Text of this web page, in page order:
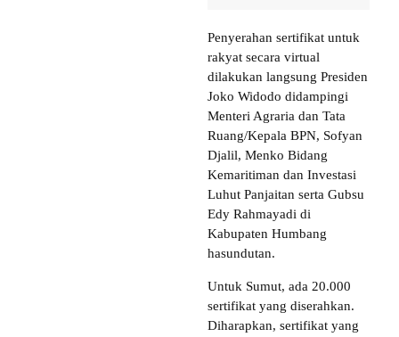
Penyerahan sertifikat untuk
rakyat secara virtual
dilakukan langsung Presiden
Joko Widodo didampingi
Menteri Agraria dan Tata
Ruang/Kepala BPN, Sofyan
Djalil, Menko Bidang
Kemaritiman dan Investasi
Luhut Panjaitan serta Gubsu
Edy Rahmayadi di
Kabupaten Humbang
hasundutan.
Untuk Sumut, ada 20.000
sertifikat yang diserahkan.
Diharapkan, sertifikat yang